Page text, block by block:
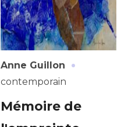
Anne Guillon ·
contemporain
Mémoire de